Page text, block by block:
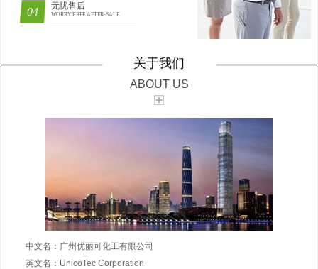
无忧售后
WORRY FREE AFTER-SALE
关于我们
ABOUT US
中文名：广州优丽可化工有限公司
英文名：UnicoTec Corporation